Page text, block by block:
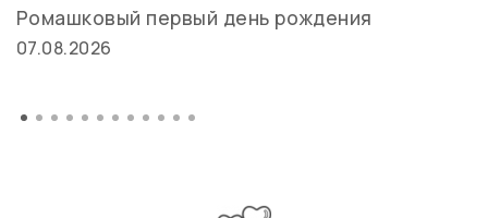
Ромашковый первый день рождения
07.08.2026